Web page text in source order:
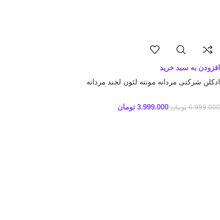
افزودن به سبد خرید
ادکلن شرکتی مردانه مونته لئون لجند مردانه
6.999.000 تومان 3.999.000 تومان